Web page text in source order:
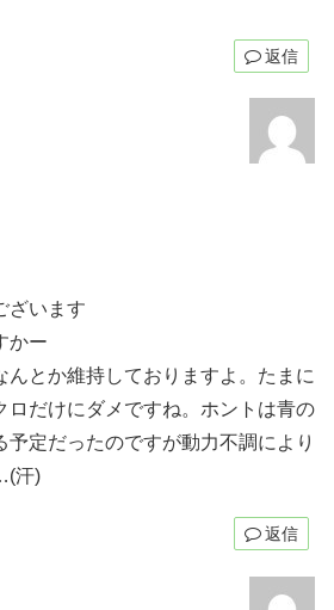
返信
ざいます
かー
んとか維持しておりますよ。たまに
ロだけにダメですね。ホントは青の
予定だったのですが動力不調により
汗)
返信